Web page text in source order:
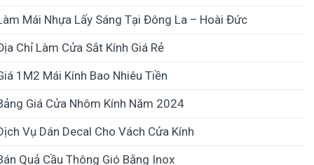
Mái Nhựa Lấy Sáng Tại Đông La – Hoài Đức
Chỉ Làm Cửa Sắt Kính Giá Rẻ
1M2 Mái Kính Bao Nhiêu Tiền
Giá Cửa Nhôm Kính Năm 2024
Vụ Dán Decal Cho Vách Cửa Kính
Quả Cầu Thông Gió Bằng Inox